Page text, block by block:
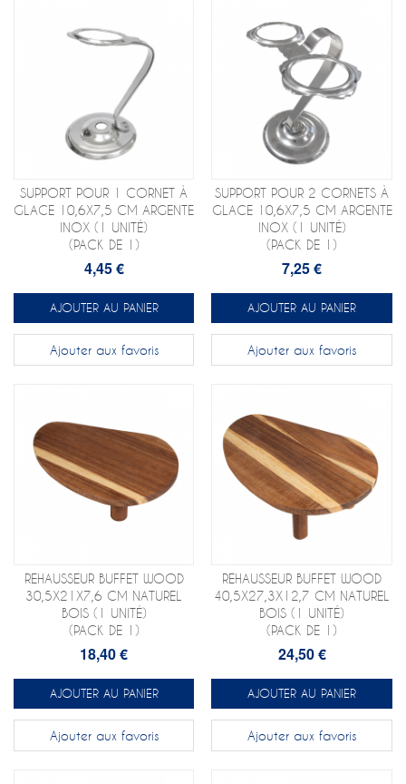
SUPPORT POUR 1 CORNET À
GLACE 10,6X7,5 CM ARGENTE
INOX (1 UNITÉ)
(PACK DE 1)
4,45 €
AJOUTER AU PANIER
Ajouter aux favoris
SUPPORT POUR 2 CORNETS À
GLACE 10,6X7,5 CM ARGENTE
INOX (1 UNITÉ)
(PACK DE 1)
7,25 €
AJOUTER AU PANIER
Ajouter aux favoris
REHAUSSEUR BUFFET WOOD
30,5X21X7,6 CM NATUREL
BOIS (1 UNITÉ)
(PACK DE 1)
18,40 €
AJOUTER AU PANIER
Ajouter aux favoris
REHAUSSEUR BUFFET WOOD
40,5X27,3X12,7 CM NATUREL
BOIS (1 UNITÉ)
(PACK DE 1)
24,50 €
AJOUTER AU PANIER
Ajouter aux favoris